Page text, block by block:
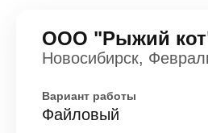
ООО "Рыжий
Новосибирск,
Вариант работы
Файловый